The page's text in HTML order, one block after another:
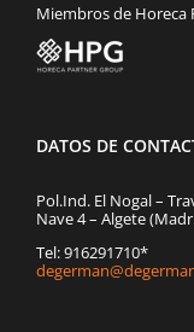
Miembros de Horeca
DATOS DE
Pol.Ind. El Nogal –
Nave 4 – Algete
Tel: 916291710*